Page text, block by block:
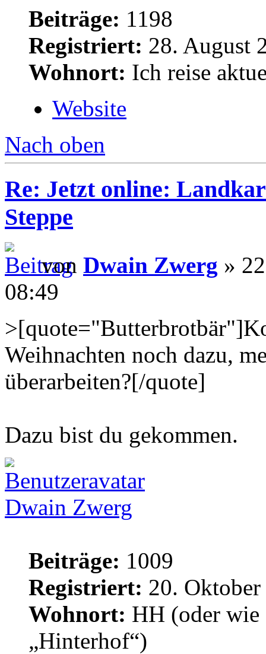
Beiträge: 1198
Registriert: 28. August
Wohnort: Ich reise
Website
Nach oben
Re: Jetzt online:
Steppe
von Dwain Zwerg »
08:49
Weihnachten noch dazu,
überarbeiten?[/quote]
Dazu bist du gekommen.
Dwain Zwerg
Beiträge: 1009
Registriert: 20.
Wohnort: HH (oder wie
„Hinterhof“)